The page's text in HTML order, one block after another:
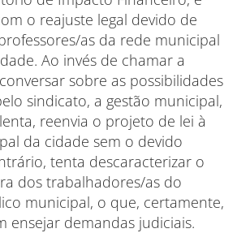
o reajuste legal devido de
as da rede municipal
Ao invés de chamar a
sobre as possibilidades
sindicato, a gestão municipal,
reenvia o projeto de lei à
da cidade sem o devido
tenta descaracterizar o
dos trabalhadores/as do
municipal, o que, certamente,
ensejar demandas judiciais.